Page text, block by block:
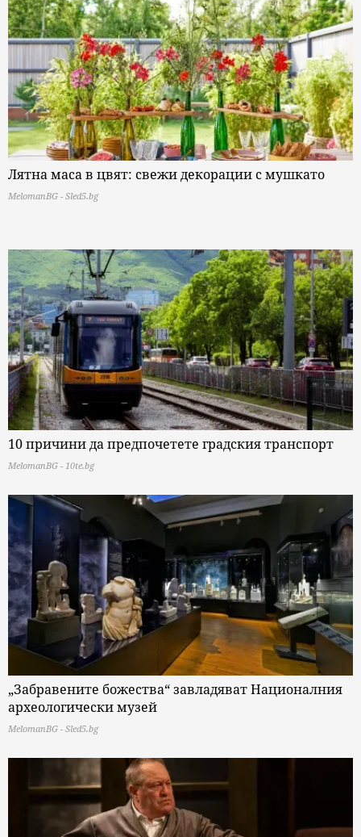
Лятна маса в цвят: свежи декорации с мушкато
MelomanBG - Sled5.bg
10 причини да предпочетете градския транспорт
MelomanBG - 10te.bg
„Забравените божества“ завладяват Националния
археологически музей
MelomanBG - Sled5.bg